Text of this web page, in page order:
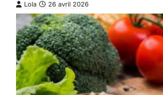
Lola 26 avril 2026